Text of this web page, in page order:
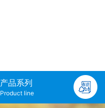
产品系列
Product line